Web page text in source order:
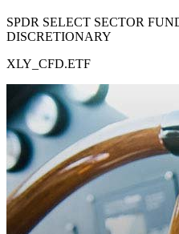
SPDR SELECT SECTOR
DISCRETIONARY
XLY_CFD.ETF